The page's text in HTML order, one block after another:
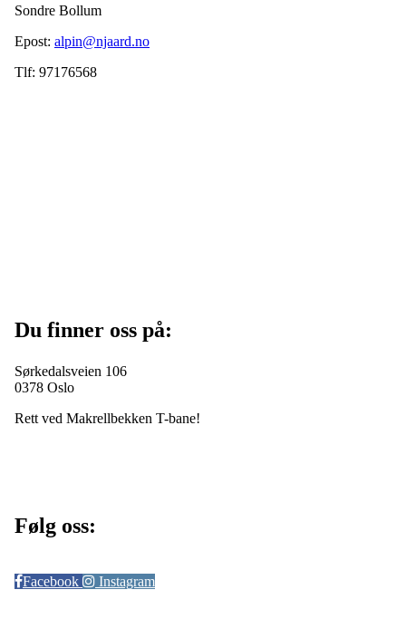
Sondre Bollum
Epost: alpin@njaard.no
Tlf: 97176568
Du finner oss på:
Sørkedalsveien 106
0378 Oslo
Rett ved Makrellbekken T-bane!
Følg oss:
Facebook Instagram